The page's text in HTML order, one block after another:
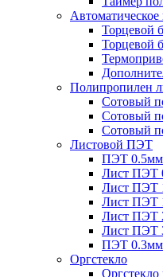
Торцевой
Торцевой
Полипропилен
Сотовый
Сотовый
Сотовый
Листовой ПЭТ
ПЭТ 0.5мм
Лист ПЭТ
Лист ПЭТ
Лист ПЭТ
Лист ПЭТ
Лист ПЭТ
ПЭТ 0.3мм
Оргстекло
Оргстекло